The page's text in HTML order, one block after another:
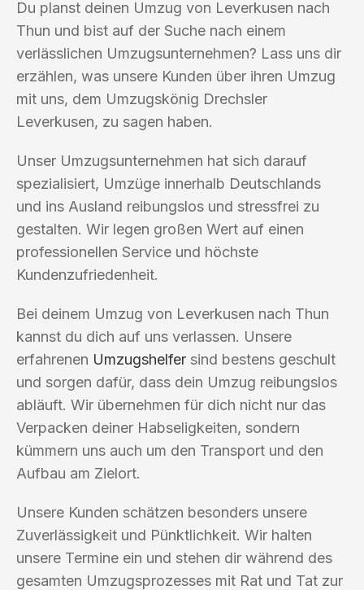
Du planst deinen Umzug von Leverkusen nach
Thun und bist auf der Suche nach einem
verlässlichen Umzugsunternehmen? Lass uns dir
erzählen, was unsere Kunden über ihren Umzug
mit uns, dem Umzugskönig Drechsler
Leverkusen, zu sagen haben.
Unser Umzugsunternehmen hat sich darauf
spezialisiert, Umzüge innerhalb Deutschlands
und ins Ausland reibungslos und stressfrei zu
gestalten. Wir legen großen Wert auf einen
professionellen Service und höchste
Kundenzufriedenheit.
Bei deinem Umzug von Leverkusen nach Thun
kannst du dich auf uns verlassen. Unsere
erfahrenen Umzugshelfer sind bestens geschult
und sorgen dafür, dass dein Umzug reibungslos
abläuft. Wir übernehmen für dich nicht nur das
Verpacken deiner Habseligkeiten, sondern
kümmern uns auch um den Transport und den
Aufbau am Zielort.
Unsere Kunden schätzen besonders unsere
Zuverlässigkeit und Pünktlichkeit. Wir halten
unsere Termine ein und stehen dir während des
gesamten Umzugsprozesses mit Rat und Tat zur